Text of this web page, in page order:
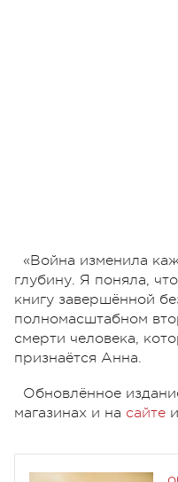
«Война изменила
глубину. Я поняла,
книгу завершённой
полномасштабном
смерти человека,
признаётся Анна.
Обновлённое
магазинах и на сайте